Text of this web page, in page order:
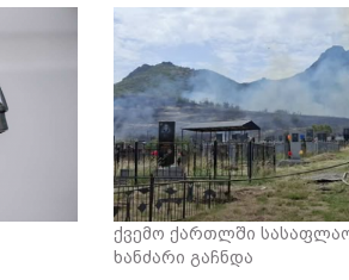
ქვემო ქართლში
ხანძარი გაჩნდა